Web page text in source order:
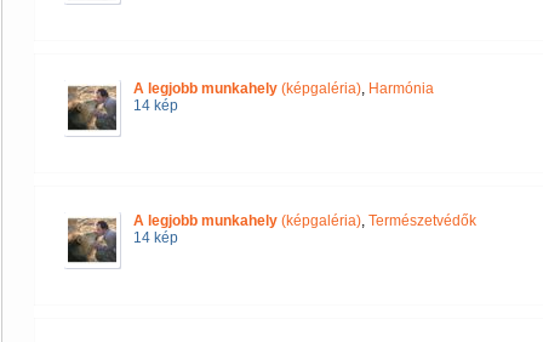
A legjobb munkahely (képgaléria), Harmónia
14 kép
A legjobb munkahely (képgaléria), Természetvédők
14 kép